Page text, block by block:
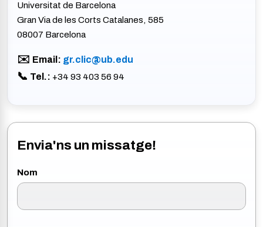
Universitat de Barcelona
Gran Via de les Corts Catalanes, 585
08007 Barcelona
Email: gr.clic@ub.edu
Tel.: +34 93 403 56 94
Envia'ns un missatge!
Nom